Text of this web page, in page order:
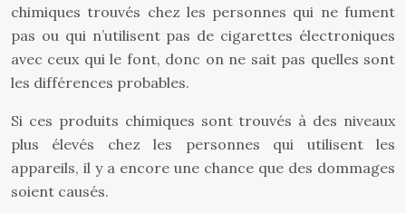
chimiques trouvés chez les personnes qui ne fument
pas ou qui n’utilisent pas de cigarettes électroniques
avec ceux qui le font, donc on ne sait pas quelles sont
les différences probables.
Si ces produits chimiques sont trouvés à des niveaux
plus élevés chez les personnes qui utilisent les
appareils, il y a encore une chance que des dommages
soient causés.